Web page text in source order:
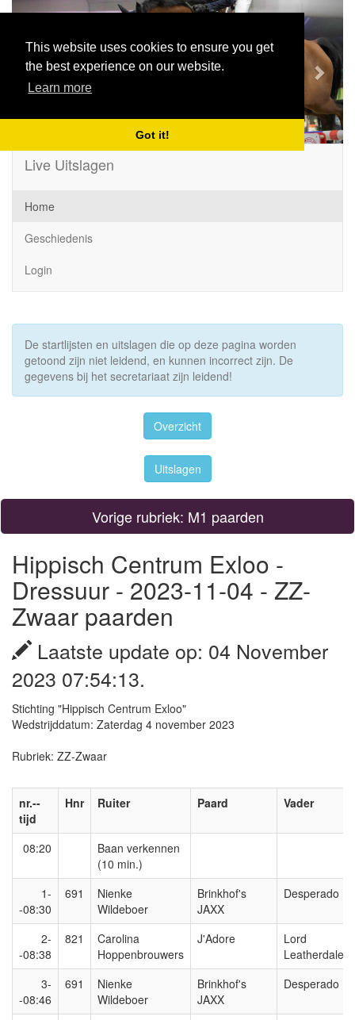
This website uses cookies to ensure you get
the best experience on our website.
Learn more
Got it!
Previous Next
Live Uitslagen
Home
Geschiedenis
Login
De startlijsten en uitslagen die op deze pagina worden
getoond zijn niet leidend, en kunnen incorrect zijn. De
gegevens bij het secretariaat zijn leidend!
Overzicht
Uitslagen
Vorige rubriek: M1 paarden
Hippisch Centrum Exloo -
Dressuur - 2023-11-04 - ZZ-
Zwaar paarden
Laatste update op: 04 November
2023 07:54:13.
Stichting "Hippisch Centrum Exloo"
Wedstrijddatum: Zaterdag 4 november 2023
Rubriek: ZZ-Zwaar
nr.--
tijd
Hnr Ruiter Paard Vader
08:20
Baan verkennen
(10 min.)
1-
-08:30
691
Nienke
Wildeboer
Brinkhof's
JAXX
Desperado
2-
-08:38
821
Carolina
Hoppenbrouwers
J'Adore
Lord
Leatherdale
3-
-08:46
691
Nienke
Wildeboer
Brinkhof's
JAXX
Desperado